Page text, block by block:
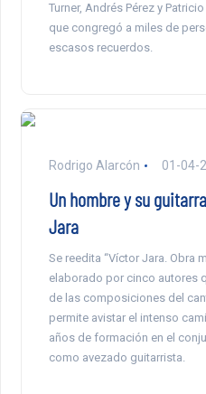
Turner, Andrés Pérez y
que congregó a miles de
escasos recuerdos.
Rodrigo Alarcón 01-04-
Un hombre y su
Jara
Se reedita “Víctor Jara. Obra
elaborado por cinco autores
de las composiciones del
permite avistar el intenso
años de formación en el
como avezado guitarrista.